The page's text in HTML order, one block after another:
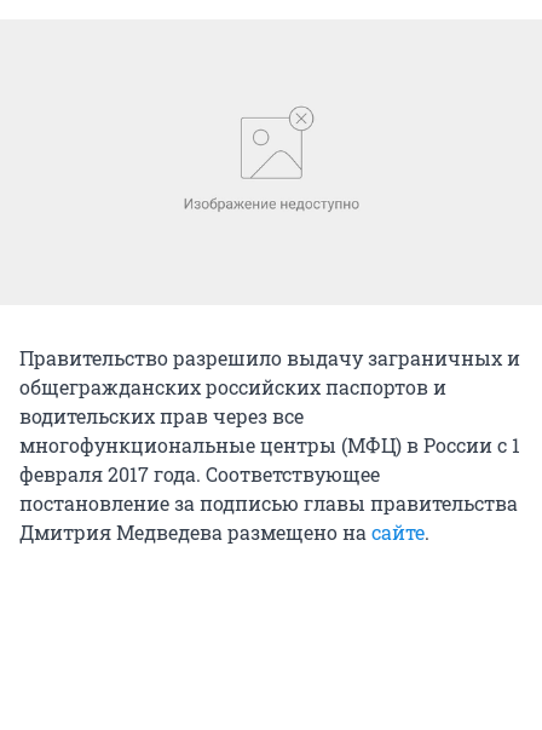
Правительство разрешило выдачу заграничных и
общегражданских российских паспортов и
водительских прав через все
многофункциональные центры (МФЦ) в России с 1
февраля 2017 года. Соответствующее
постановление за подписью главы правительства
Дмитрия Медведева размещено на сайте.